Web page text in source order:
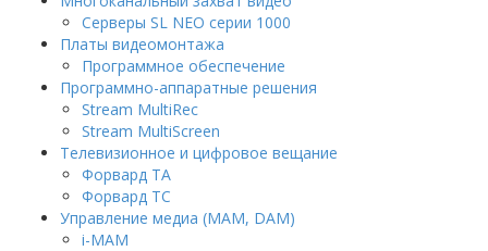
Серверы SL NEO серии 1000
Платы видеомонтажа
Программное обеспечение
Программно-аппаратные решения
Stream MultiRec
Stream MultiScreen
Телевизионное и цифровое вещание
Форвард ТА
Форвард ТС
Управление медиа (MAM, DAM)
i-MAM